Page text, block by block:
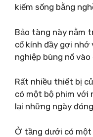
kiếm sống bằng
Bảo tàng này nằm
cổ kính đầy gợi
nghiệp bùng nổ
Rất nhiều thiết bị
có một bộ phim
lại những ngày
Ở tầng dưới có